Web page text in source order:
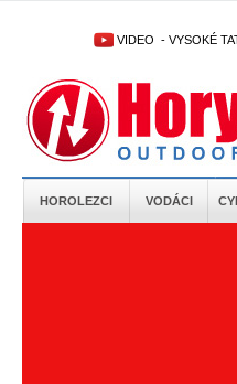
VIDEO - VYSOKÉ
HOROLEZCI VODÁCI